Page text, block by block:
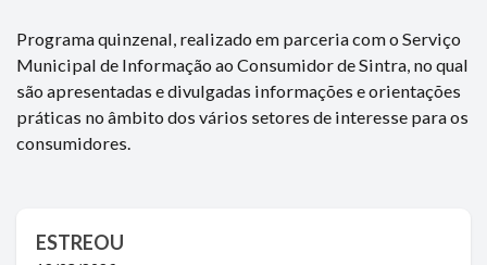
Programa quinzenal, realizado em parceria com o Serviço
Municipal de Informação ao Consumidor de Sintra, no qual
são apresentadas e divulgadas informações e orientações
práticas no âmbito dos vários setores de interesse para os
consumidores.
ESTREOU